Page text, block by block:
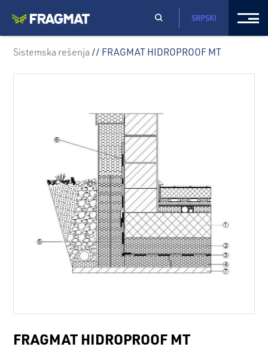
SRPSKI
Sistemska rešenja // FRAGMAT HIDROPROOF MT
FRAGMAT HIDROPROOF MT